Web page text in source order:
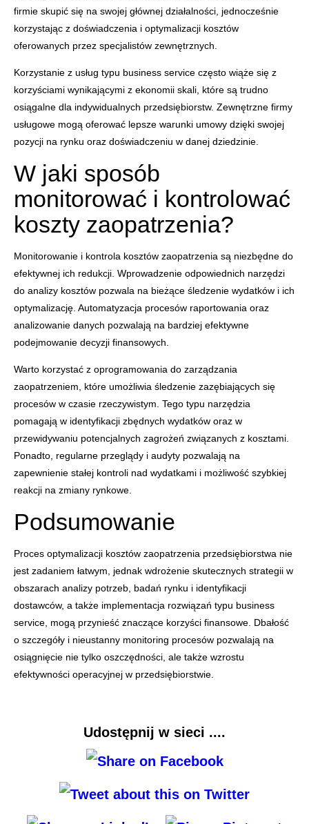
firmie skupić się na swojej głównej działalności, jednocześnie
korzystając z doświadczenia i optymalizacji kosztów
oferowanych przez specjalistów zewnętrznych.
Korzystanie z usług typu business service często wiąże się z
korzyściami wynikającymi z ekonomii skali, które są trudno
osiągalne dla indywidualnych przedsiębiorstw. Zewnętrzne firmy
usługowe mogą oferować lepsze warunki umowy dzięki swojej
pozycji na rynku oraz doświadczeniu w danej dziedzinie.
W jaki sposób
monitorować i kontrolować
koszty zaopatrzenia?
Monitorowanie i kontrola kosztów zaopatrzenia są niezbędne do
efektywnej ich redukcji. Wprowadzenie odpowiednich narzędzi
do analizy kosztów pozwala na bieżące śledzenie wydatków i ich
optymalizację. Automatyzacja procesów raportowania oraz
analizowanie danych pozwalają na bardziej efektywne
podejmowanie decyzji finansowych.
Warto korzystać z oprogramowania do zarządzania
zaopatrzeniem, które umożliwia śledzenie zazębiających się
procesów w czasie rzeczywistym. Tego typu narzędzia
pomagają w identyfikacji zbędnych wydatków oraz w
przewidywaniu potencjalnych zagrożeń związanych z kosztami.
Ponadto, regularne przeglądy i audyty pozwalają na
zapewnienie stałej kontroli nad wydatkami i możliwość szybkiej
reakcji na zmiany rynkowe.
Podsumowanie
Proces optymalizacji kosztów zaopatrzenia przedsiębiorstwa nie
jest zadaniem łatwym, jednak wdrożenie skutecznych strategii w
obszarach analizy potrzeb, badań rynku i identyfikacji
dostawców, a także implementacja rozwiązań typu business
service, mogą przynieść znaczące korzyści finansowe. Dbałość
o szczegóły i nieustanny monitoring procesów pozwalają na
osiągnięcie nie tylko oszczędności, ale także wzrostu
efektywności operacyjnej w przedsiębiorstwie.
Udostępnij w sieci ....